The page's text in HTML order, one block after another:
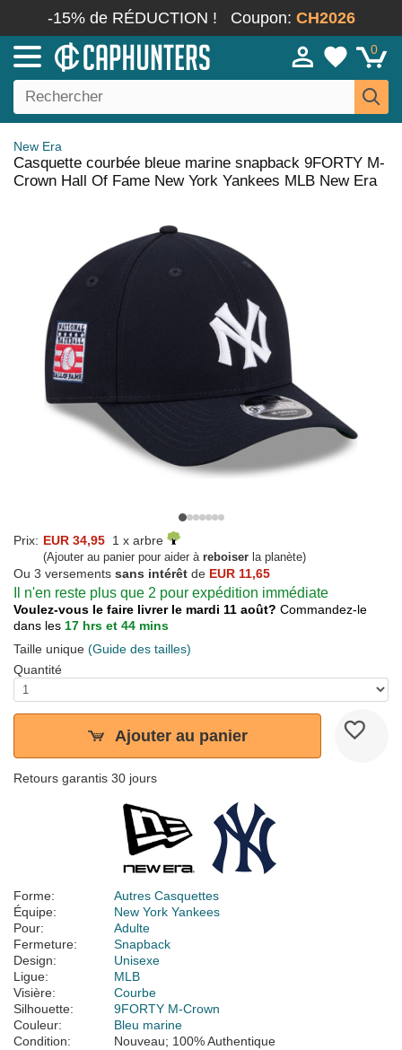
-15% de RÉDUCTION ! Coupon: CH2026
0
New Era
Casquette courbée bleue marine snapback 9FORTY M-
Crown Hall Of Fame New York Yankees MLB New Era
Prix: EUR 34,95 1 x arbre
(Ajouter au panier pour aider à reboiser la planète)
Ou 3 versements sans intérêt de EUR 11,65
Il n'en reste plus que 2 pour expédition immédiate
Voulez-vous le faire livrer le mardi 11 août? Commandez-le
dans les 17 hrs et 44 mins
Taille unique (Guide des tailles)
Quantité
Ajouter au panier
Retours garantis 30 jours
Forme:
Autres Casquettes
Équipe:
New York Yankees
Pour:
Adulte
Fermeture:
Snapback
Design:
Unisexe
Ligue:
MLB
Visière:
Courbe
Silhouette:
9FORTY M-Crown
Couleur:
Bleu marine
Condition:
Nouveau; 100% Authentique